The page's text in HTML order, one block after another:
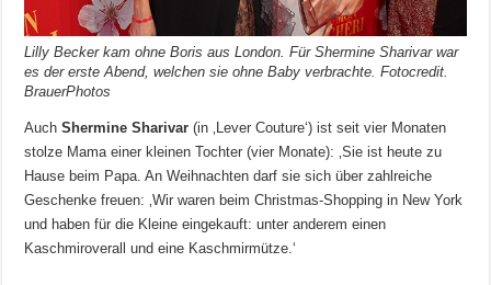
Lilly Becker kam ohne Boris aus London. Für Shermine Sharivar war
es der erste Abend, welchen sie ohne Baby verbrachte. Fotocredit.
BrauerPhotos
AuchShermine Sharivar (in ‚Lever Couture‘) ist seit vier Monaten
stolze Mama einer kleinen Tochter (vier Monate): ‚Sie ist heute zu
Hause beim Papa. An Weihnachten darf sie sich über zahlreiche
Geschenke freuen: ‚Wir waren beim Christmas-Shopping in New York
und haben für die Kleine eingekauft: unter anderem einen
Kaschmiroverall und eine Kaschmirmütze.‘